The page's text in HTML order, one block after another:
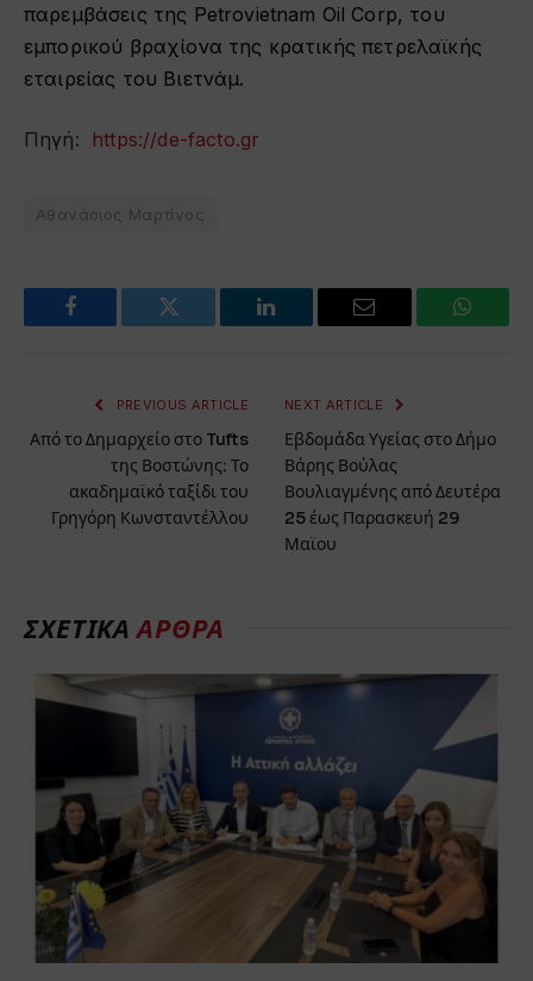
παρεμβάσεις της Petrovietnam Oil Corp, του
εμπορικού βραχίονα της κρατικής πετρελαϊκής
εταιρείας του Βιετνάμ.
Πηγή: https://de-facto.gr
Αθανάσιος Μαρτίνος
Facebook Twitter LinkedIn Email
PREVIOUS ARTICLE
Από το Δημαρχείο στο Tufts
της Βοστώνης: Το
ακαδημαϊκό ταξίδι του
Γρηγόρη Κωνσταντέλλου
NEXT ARTICLE
Εβδομάδα Υγείας στο Δήμο
Βάρης Βούλας
Βουλιαγμένης από Δευτέρα
25 έως Παρασκευή 29
Μαϊου
ΣΧΕΤΙΚΆΆΡΘΡΑ